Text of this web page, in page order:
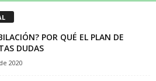
POR QUÉ EL PLAN DE
DUDAS
2020